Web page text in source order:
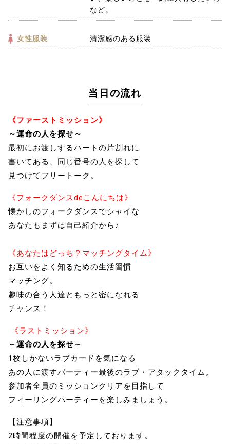
など。
女性服装 清潔感のある服装
当日の流れ
《ファーストミッション》
～運命の人を探せ～
最初にお渡しするハートの片割れに
書いてある、同じ番号の人を探して
見つけてフリートーク。
《フォークダンスdeこんにちは》
懐かしのフォークダンスでシャイな
あなたもまずは自己紹介から♪
《あなたはどっち？マッチングタイム》
お互いをよく知るための生活習慣
マッチング。
趣味の合う人達ともっと密になれる
チャンス！
《ラストミッション》
～運命の人を探せ～
1枚しかないラブカードを気になる
あの人に渡すパーティー最後のラブ・アタックタイム。
参加者全員のミッションクリアを目指して
フィーリングパーティーを楽しみましょう。
【注意事項】
2時間程度の開催を予定しております。